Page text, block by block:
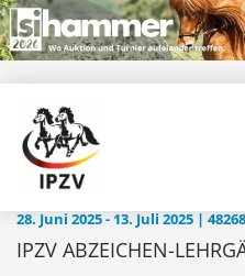
28. Juni 2025 - 13. Juli 2025 |
IPZV ABZEICHEN-